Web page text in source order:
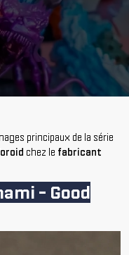
principaux de la série
chez le fabricant
- Good